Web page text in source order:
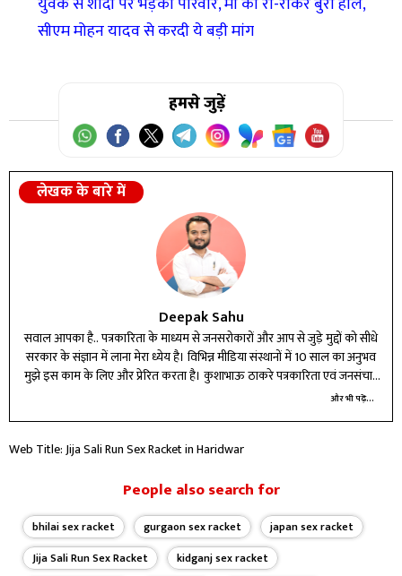
सीएम मोहन यादव से करदी ये बड़ी मांग
हमसे जुड़ें
लेखक के बारे में
Deepak Sahu
सवाल आपका है.. पत्रकारिता के माध्यम से जनसरोकारों और आप से जुड़े मुद्दों को सीधे
सरकार के संज्ञान में लाना मेरा ध्येय है। विभिन्न मीडिया संस्थानों में 10 साल का अनुभव
मुझे इस काम के लिए और प्रेरित करता है। कुशाभाऊ ठाकरे पत्रकारिता एवं जनसंचार
विश्वविद्यालय से इलेक्ट्रानिक मीडिया और भाषा विज्ञान में ली हुई स्नातकोत्तर की दोनों
और भी पढ़ें...
Web Title: Jija Sali Run Sex Racket in Haridwar
People also search for
bhilai sex racket gurgaon sex racket
japan sex racket
Jija Sali Run Sex Racket
kidganj sex racket